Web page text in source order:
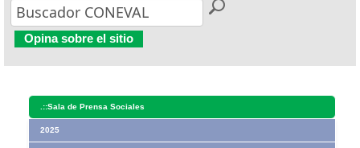
Opina sobre el sitio
.::Sala de Prensa Sociales
2025